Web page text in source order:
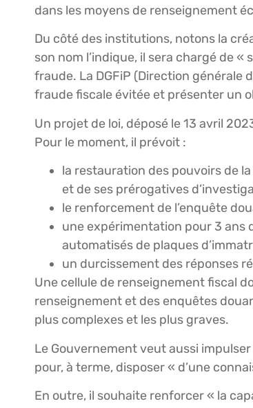
dans les moyens de renseignement
Du côté des institutions, notons la
son nom l’indique, il sera chargé de
fraude. La DGFiP (Direction générale
fraude fiscale évitée et présenter un
Un projet de loi, déposé le 13 avril
Pour le moment, il prévoit :
la restauration des pouvoirs de
et de ses prérogatives
le renforcement de l’enquête
une expérimentation pour 3 ans
automatisés de plaques
un durcissement des réponses
Une cellule de renseignement fiscal
renseignement et des enquêtes
plus complexes et les plus graves.
Le Gouvernement veut aussi
pour, à terme, disposer « d’une
En outre, il souhaite renforcer « la